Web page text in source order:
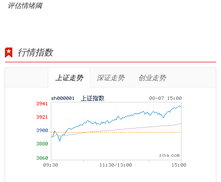
评估情绪阈
行情指数
上证走势 深证走势 创业走势